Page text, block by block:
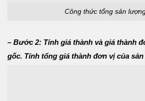
Công thức tổng sản
– Bước 2: Tính giá thành và giá thành
gốc. Tính tổng giá thành đơn vị của